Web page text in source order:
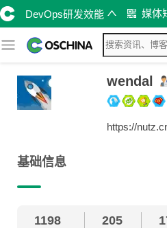
DevOps研发效能 媒体
wendal
https://
基础信息
1198 205